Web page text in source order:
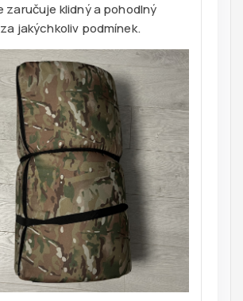
zaručuje klidný a pohodlný
jakýchkoliv podmínek.